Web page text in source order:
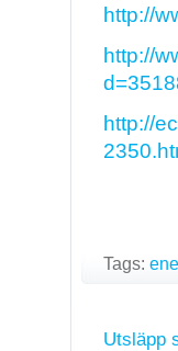
http://
http://
http://
Tags:
Utsläpp